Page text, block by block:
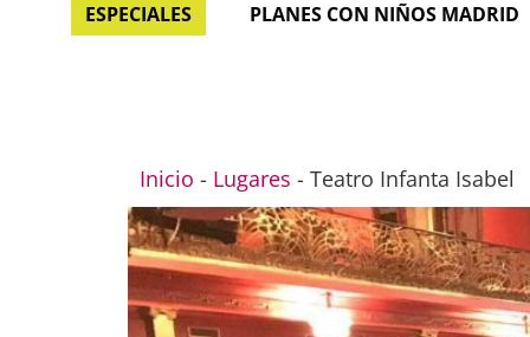
ESPECIALES PLANES CON NIÑOS MADRID
Inicio - Lugares - Teatro Infanta Isabel